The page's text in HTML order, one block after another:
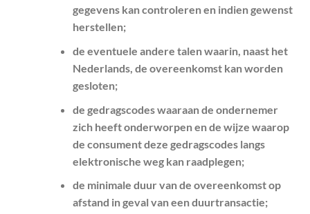
gegevens kan controleren en indien gewenst
herstellen;
de eventuele andere talen waarin, naast het
Nederlands, de overeenkomst kan worden
gesloten;
de gedragscodes waaraan de ondernemer
zich heeft onderworpen en de wijze waarop
de consument deze gedragscodes langs
elektronische weg kan raadplegen;
de minimale duur van de overeenkomst op
afstand in geval van een duurtransactie;